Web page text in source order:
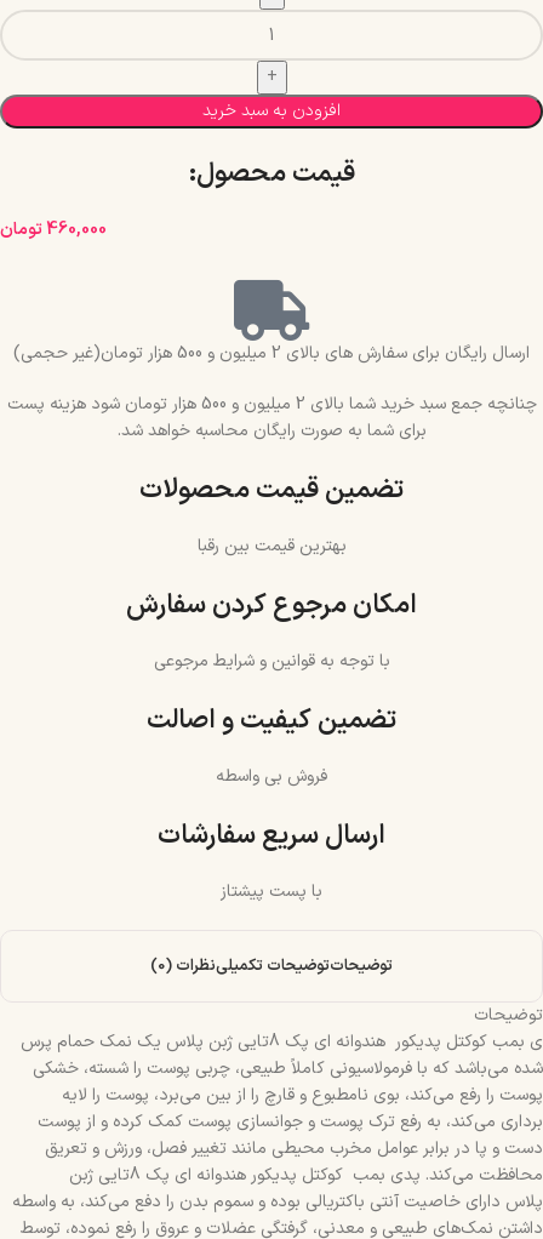
افزودن به سبد خرید
قیمت محصول:​
460,000تومان
ارسال رایگان برای سفارش های بالای 2 میلیون و 500 هزار تومان(غیر حجمی)
چنانچه جمع سبد خرید شما بالای 2 میلیون و 500 هزار تومان شود هزینه پست
برای شما به صورت رایگان محاسبه خواهد شد.
تضمین قیمت محصولات
بهترین قیمت بین رقبا
امکان مرجوع کردن سفارش
با توجه به قوانین و شرایط مرجوعی
تضمین کیفیت و اصالت
فروش بی واسطه
ارسال سریع سفارشات
با پست پیشتاز
توضیحاتتوضیحات تکمیلینظرات (0)
توضیحات
ی بمب کوکتل پدیکور هندوانه ای پک 8تایی ژبن پلاس یک نمک حمام پرس
شده می‌باشد که با فرمولاسیونی کاملاً طبیعی، چربی پوست را شسته، خشکی
پوست را رفع می‌کند، بوی نامطبوع و قارچ را از بین می‌برد، پوست را لایه
برداری می‌کند، به رفع ترک پوست و جوانسازی پوست کمک کرده و از پوست
دست و پا در برابر عوامل مخرب محیطی مانند تغییر فصل، ورزش و تعریق
محافظت می‌کند. پدی بمب کوکتل پدیکور هندوانه ای پک 8تایی ژبن
پلاس دارای خاصیت آنتی باکتریالی بوده و سموم بدن را دفع می‌کند، به واسطه
داشتن نمک‌های طبیعی و معدنی، گرفتگی عضلات و عروق را رفع نموده، توسط